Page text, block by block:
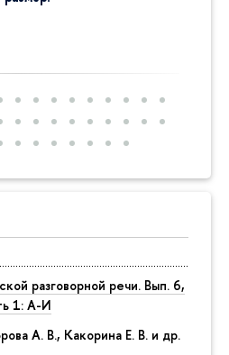
разговорной речи. Вып. 6,
1: А-И
А. В., Какорина Е. В. и др.